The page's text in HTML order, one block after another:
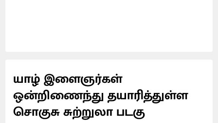
யாழ் இளைஞர்கள்
ஒன்றிணைந்து தயாரித்துள்ள
சொகுசு சுற்றுலா படகு